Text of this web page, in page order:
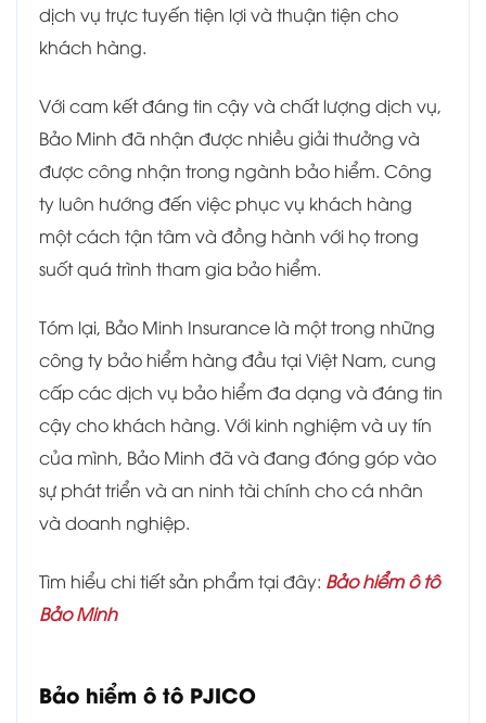
dịch vụ trực tuyến tiện lợi và thuận tiện cho
khách hàng.
Với cam kết đáng tin cậy và chất lượng dịch vụ,
Bảo Minh đã nhận được nhiều giải thưởng và
được công nhận trong ngành bảo hiểm. Công
ty luôn hướng đến việc phục vụ khách hàng
một cách tận tâm và đồng hành với họ trong
suốt quá trình tham gia bảo hiểm.
Tóm lại, Bảo Minh Insurance là một trong những
công ty bảo hiểm hàng đầu tại Việt Nam, cung
cấp các dịch vụ bảo hiểm đa dạng và đáng tin
cậy cho khách hàng. Với kinh nghiệm và uy tín
của mình, Bảo Minh đã và đang đóng góp vào
sự phát triển và an ninh tài chính cho cá nhân
và doanh nghiệp.
Tìm hiểu chi tiết sản phẩm tại đây: Bảo hiểm ô tô
Bảo Minh
Bảo hiểm ô tô PJICO